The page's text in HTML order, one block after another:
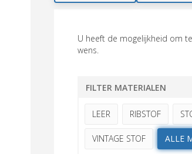
U heeft de mogelijkheid om
wens.
FILTER MATERIALEN
LEER RIBSTOF
VINTAGE STOF ALLE